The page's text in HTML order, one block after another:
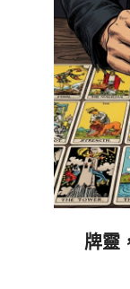
牌靈